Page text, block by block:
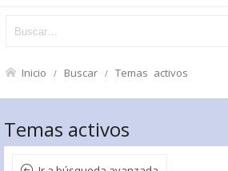
Inicio Buscar Temas activos
Temas activos